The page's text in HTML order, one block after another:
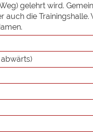
gelehrt wird.
auch die Trainingshalle.